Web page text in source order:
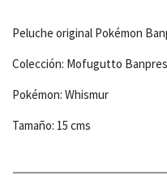
Peluche original Pokémon
Colección: Mofugutto
Pokémon: Whismur
Tamaño: 15 cms